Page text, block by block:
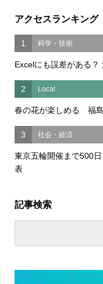
アクセスランキング
1 科学・技術
Excelにも誤差がある
2 Local
春の花が楽しめる 福
3 社会・経済
東京五輪開催まで500
表
記事検索